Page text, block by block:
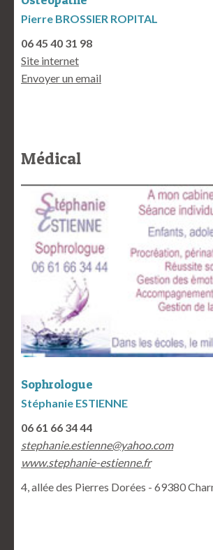
Pierre BROSSIER ROPITAL
06 45 40 31 98
Site internet
Envoyer un email
Médical
Sophrologue
Stéphanie ESTIENNE
06 61 66 34 44
stephanie.estienne@yahoo.com
www.stephanie-estienne.fr
4, allée des Pierres Dorées - 69380